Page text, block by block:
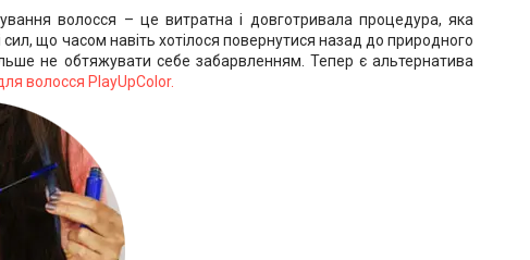
волосся – це витратна і довготривала процедура, яка
сил, що часом навіть хотілося повернутися назад до природного
не обтяжувати себе забарвленням. Тепер є альтернатива
волосся PlayUpColor.